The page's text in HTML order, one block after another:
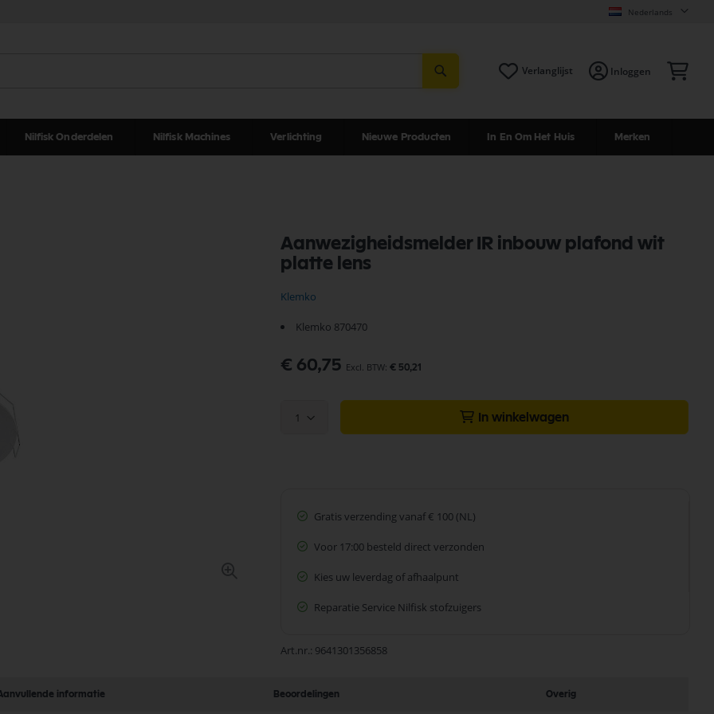
Nederlands
Verlanglijst Inloggen
Nilfisk Onderdelen Nilfisk Machines Verlichting Nieuwe Producten In En Om Het Huis Merken
Aanwezigheidsmelder IR inbouw plafond wit
platte lens
Klemko
Klemko 870470
€ 60,75 € 50,21
1 In winkelwagen
Gratis verzending vanaf € 100 (NL)
Voor 17:00 besteld direct verzonden
Kies uw leverdag of afhaalpunt
Reparatie Service Nilfisk stofzuigers
Art.nr. 9641301356858
informatie Beoordelingen Overig